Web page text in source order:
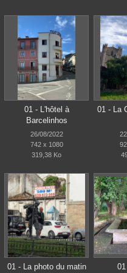
01 - L'hôtel à
Barcelinhos
26/08/2022
742 x 1080
319,38 Ko
01 - La
01 - La photo du matin